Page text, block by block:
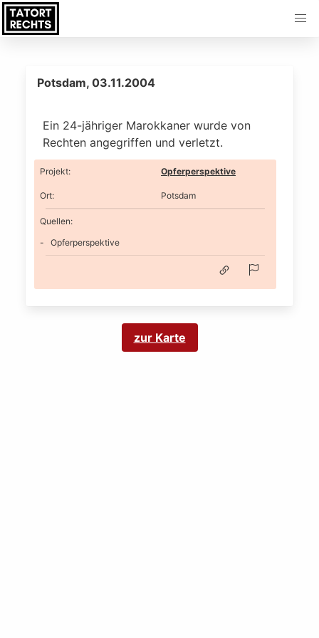
Potsdam, 03.11.2004
Ein 24-jähriger Marokkaner wurde von
Rechten angegriffen und verletzt.
Projekt: Opferperspektive
Ort: Potsdam
Quellen:
Opferperspektive
zur Karte